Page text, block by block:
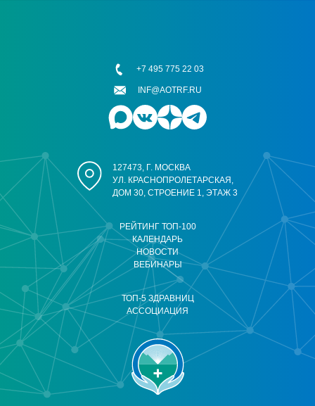
РЕЙТИНГ ТОП-100
КАЛЕНДАРЬ
НОВОСТИ
ВЕБИНАРЫ
ТОП-5 ЗДРАВНИЦ
АССОЦИАЦИЯ
127473, Г. МОСКВА
УЛ. КРАСНОПРОЛЕТАРСКАЯ,
ДОМ 30, СТРОЕНИЕ 1, ЭТАЖ 3
+7 495 775 22 03
INF@AOTRF.RU